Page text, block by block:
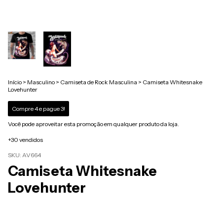
Início > Masculino > Camiseta de Rock Masculina > Camiseta Whitesnake
Lovehunter
Compre 4 e pague 3!
Você pode aproveitar esta promoção em qualquer produto da loja.
+30 vendidos
SKU: AV664
Camiseta Whitesnake
Lovehunter